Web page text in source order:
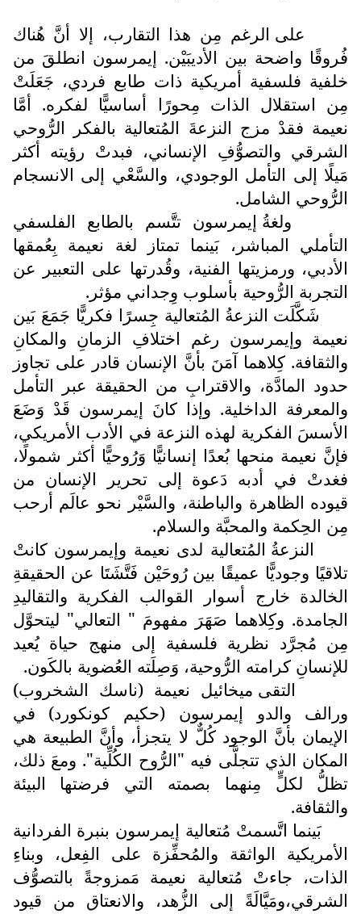
على الرغم مِن هذا التقارب، إلا أنَّ هُناك
فُروقًا واضحة بين الأديبَيْن. إيمرسون انطلقَ من
خلفية فلسفية أمريكية ذات طابع فردي، جَعَلَتْ
مِن استقلال الذات مِحورًا أساسيًّا لفكره. أمَّا
نعيمة فقدْ مزج النزعةَ المُتعالية بالفكر الرُّوحي
الشرقي والتصوُّفِ الإنساني، فبدتْ رؤيته أكثر
مَيلًا إلى التأمل الوجودي، والسَّعْي إلى الانسجام
الرُّوحي الشامل.
ولغةُ إيمرسون تتَّسم بالطابع الفلسفي
التأملي المباشر، بَينما تمتاز لغة نعيمة بِعُمقها
الأدبي، ورمزيتها الفنية، وقُدرتها على التعبير عن
التجربة الرُّوحية بأسلوب وِجداني مؤثر.
شَكَّلَت النزعةُ المُتعالية جِسرًا فكريًّا جَمَعَ بَين
نعيمة وإيمرسون رغم اختلافِ الزمانِ والمكانِ
والثقافة. كِلاهما آمَنَ بأنَّ الإنسان قادر على تجاوز
حدود المادَّة، والاقترابِ من الحقيقة عبر التأمل
والمعرفة الداخلية. وإذا كانَ إيمرسون قَدْ وَضَعَ
الأسسَ الفكرية لهذه النزعة في الأدب الأمريكي،
فإنَّ نعيمة منحها بُعدًا إنسانيًّا وَرُوحيًّا أكثر شمولًا،
فغدتْ في أدبه دَعوة إلى تحرير الإنسان من
قيوده الظاهرة والباطنة، والسَّيْر نحو عالَم أرحب
مِن الحِكمة والمحبَّة والسلام.
النزعةُ المُتعالية لدى نعيمة وإيمرسون كانتْ
تلاقيًا وجوديًّا عميقًا بين رُوحَيْن فَتَّشَتَا عن الحقيقةِ
الخالدة خارج أسوار القوالب الفكرية والتقاليدِ
الجامدة. وكِلاهما صَهَرَ مفهومَ " التعالي" ليتحوَّل
مِن مُجرَّد نظرية فلسفية إلى منهج حياة يُعيد
للإنسانِ كرامته الرُّوحية، وَصِلَته العُضوية بالكَون.
التقى ميخائيل نعيمة (ناسك الشخروب)
ورالف والدو إيمرسون (حكيم كونكورد) في
الإيمان بأنَّ الوجود كُلٌّ لا يتجزأ، وأنَّ الطبيعة هي
المكان الذي تتجلَّى فيه "الرُّوح الكُلِّية". ومعَ ذلك،
تظلُّ لكلٍّ مِنهما بصمته التي فرضتها البيئة
والثقافة.
بَينما اتَّسمتْ مُتعالية إيمرسون بنبرة الفردانية
الأمريكية الواثقة والمُحفِّزة على الفِعل، وبناءِ
الذات، جاءتْ مُتعالية نعيمة مَمزوجةً بالتصوُّف
الشرقي،ومَيَّالَةً إلى الزُّهد، والانعتاق من قيود